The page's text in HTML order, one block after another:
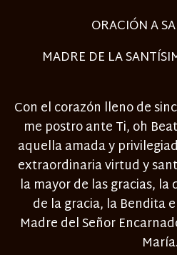
ORACIÓN A
MADRE DE LA
Con el corazón lleno de
me postro ante Ti, oh
aquella amada y
extraordinaria virtud y
la mayor de las gracias, la
de la gracia, la Bendita
Madre del Señor
María.